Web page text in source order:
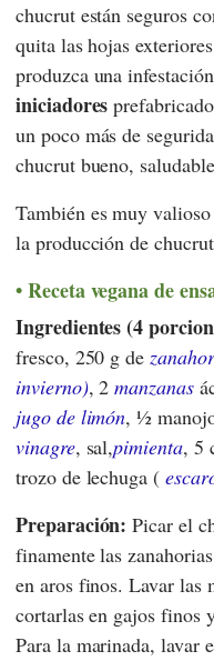
chucrut están seguros
quita las hojas
produzca una
iniciadores
un poco más de
chucrut bueno,
También es muy
la producción de
Receta vegana de
Ingredientes (4
fresco, 250 g de
invierno), 2manzanas
jugo de limón, 1⁄2
vinagre, sal,pimienta, 5
trozo de lechuga (
Preparación: Picar el
finamente las
en aros finos. Lavar las
cortarlas en gajos finos
Para la marinada, lavar